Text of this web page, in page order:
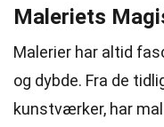
Maleriets
Malerier har altid
og dybde. Fra de
kunstværker, har